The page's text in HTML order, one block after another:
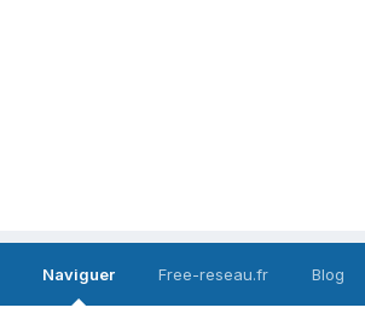
Naviguer Free-reseau.fr Blog